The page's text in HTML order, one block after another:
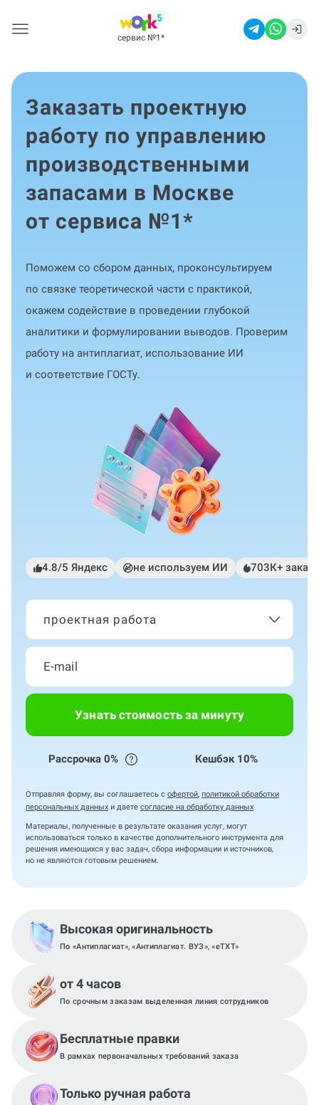
сервис №1 *
Заказать проектную
работу по управлению
производственными
запасами в Москве
от сервиса №1*
Поможем со сбором данных, проконсультируем
по связке теоретической части с практикой,
окажем содействие в проведении глубокой
аналитики и формулировании выводов. Проверим
работу на антиплагиат, использование ИИ
и соответствие ГОСТу.
4.8/5 Яндекс не используем ИИ 703К+
проектная работа
Узнать стоимость за минуту
Рассрочка 0% Кешбэк 10%
Отправляя форму, вы соглашаетесь с офертой, политикой обработки
персональных данных и даете согласие на обработку данных
Материалы, полученные в результате оказания услуг, могут
использоваться только в качестве дополнительного инструмента для
решения имеющихся у вас задач, сбора информации и источников,
но не являются готовым решением.
Высокая оригинальность
По «Антиплагиат», «Антиплагиат. ВУЗ», «eTXT»
от 4 часов
По срочным заказам выделенная линия сотрудников
Бесплатные правки
В рамках первоначальных требований заказа
Только ручная работа